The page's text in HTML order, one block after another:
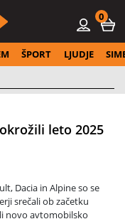
0
ŠPORT LJUDJE
leto 2025
Dacia in Alpine so se
srečali ob začetku
novo avtomobilsko